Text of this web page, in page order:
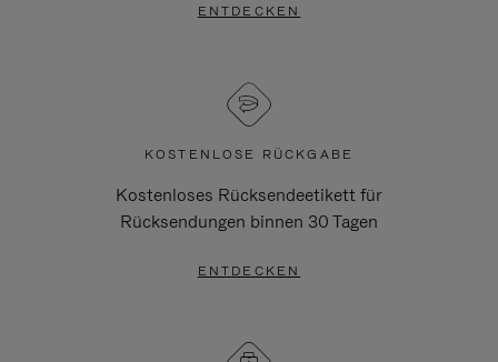
ENTDECKEN
KOSTENLOSE RÜCKGABE
Kostenloses Rücksendeetikett für
Rücksendungen binnen 30 Tagen
ENTDECKEN